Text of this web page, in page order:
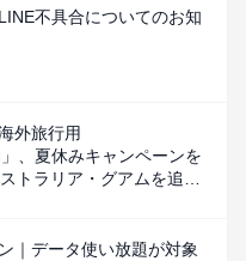
不具合についてのお知
外旅行用
、夏休みキャンペーンを
トラリア・グアムを追
｜データ使い放題が対象